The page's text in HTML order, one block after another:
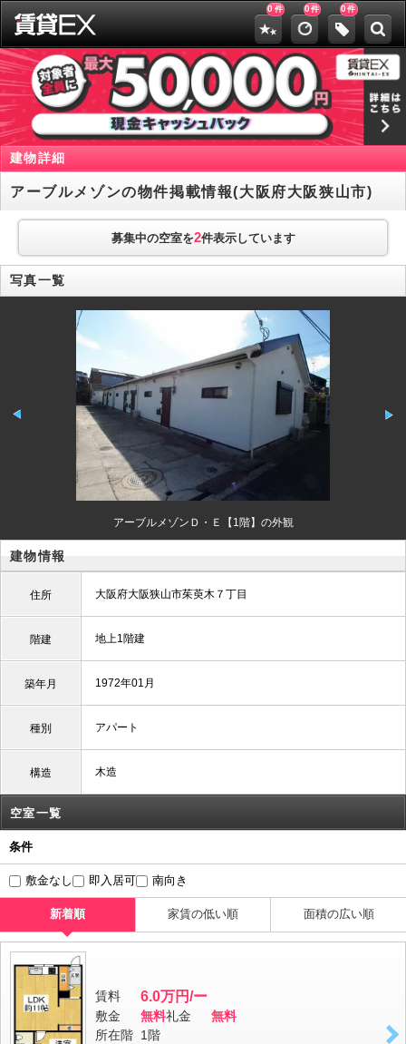
0 件 0件 0件
建物詳細
アーブルメゾンの物件掲載情報(大阪府大阪狭山市)
募集中の空室を2件表示しています
写真一覧
アーブルメゾンＤ・Ｅ【1階】の外観
建物情報
住所 大阪府大阪狭山市茱萸木７丁目
階建 地上1階建
築年月 1972年01月
種別 アパート
構造 木造
空室一覧
条件
敷金なし 即入居可 南向き
新着順 家賃の低い順 面積の広い順
賃料 6.0万円/ー
敷金 無料礼金
無料
所在階 1階